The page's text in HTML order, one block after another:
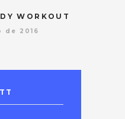
WORKOUT
de 2016